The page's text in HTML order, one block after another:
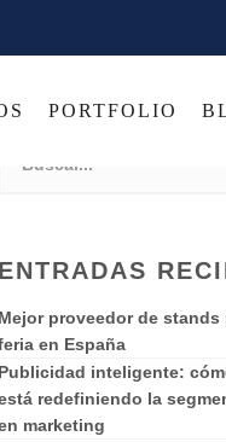
PORTFOLIO
ENTRADAS
Mejor proveedor de stands
en España
Publicidad inteligente:
redefiniendo la
marketing